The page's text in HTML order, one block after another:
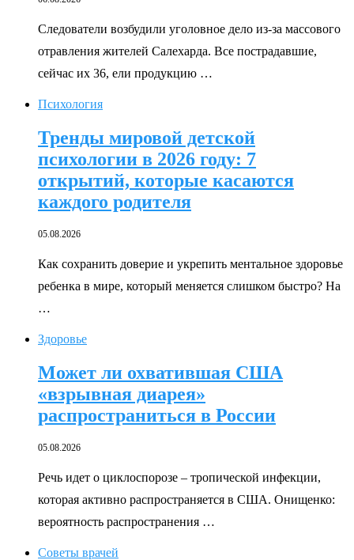
Следователи возбудили уголовное дело из-за массового
отравления жителей Салехарда. Все пострадавшие,
сейчас их 36, ели продукцию …
Психология
Тренды мировой детской
психологии в 2026 году: 7
открытий, которые касаются
каждого родителя
05.08.2026
Как сохранить доверие и укрепить ментальное здоровье
ребенка в мире, который меняется слишком быстро? На
…
Здоровье
Может ли охватившая США
«взрывная диарея»
распространиться в России
05.08.2026
Речь идет о циклоспорозе – тропической инфекции,
которая активно распространяется в США. Онищенко:
вероятность распространения …
Советы врачей